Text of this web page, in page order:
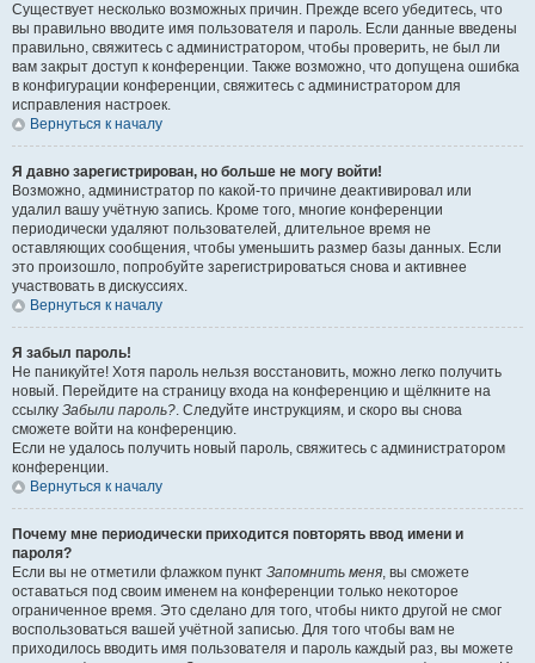
Существует несколько возможных причин. Прежде всего убедитесь, что
вы правильно вводите имя пользователя и пароль. Если данные введены
правильно, свяжитесь с администратором, чтобы проверить, не был ли
вам закрыт доступ к конференции. Также возможно, что допущена ошибка
в конфигурации конференции, свяжитесь с администратором для
исправления настроек.
Вернуться к началу
Я давно зарегистрирован, но больше не могу войти!
Возможно, администратор по какой-то причине деактивировал или
удалил вашу учётную запись. Кроме того, многие конференции
периодически удаляют пользователей, длительное время не
оставляющих сообщения, чтобы уменьшить размер базы данных. Если
это произошло, попробуйте зарегистрироваться снова и активнее
участвовать в дискуссиях.
Вернуться к началу
Я забыл пароль!
Не паникуйте! Хотя пароль нельзя восстановить, можно легко получить
новый. Перейдите на страницу входа на конференцию и щёлкните на
ссылку Забыли пароль?. Следуйте инструкциям, и скоро вы снова
сможете войти на конференцию.
Если не удалось получить новый пароль, свяжитесь с администратором
конференции.
Вернуться к началу
Почему мне периодически приходится повторять ввод имени и
пароля?
Если вы не отметили флажком пункт Запомнить меня, вы сможете
оставаться под своим именем на конференции только некоторое
ограниченное время. Это сделано для того, чтобы никто другой не смог
воспользоваться вашей учётной записью. Для того чтобы вам не
приходилось вводить имя пользователя и пароль каждый раз, вы можете